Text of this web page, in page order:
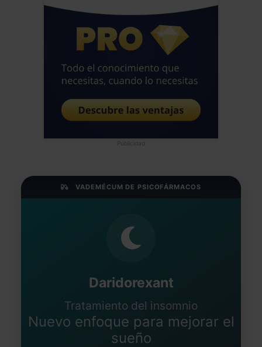
Publicidad
VADEMÉCUM DE PSICOFÁRMACOS
Daridorexant
Tratamiento del insomnio
Nuevo enfoque para mejorar el
sueño